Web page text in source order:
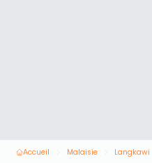
Accueil Malaisie Langkawi